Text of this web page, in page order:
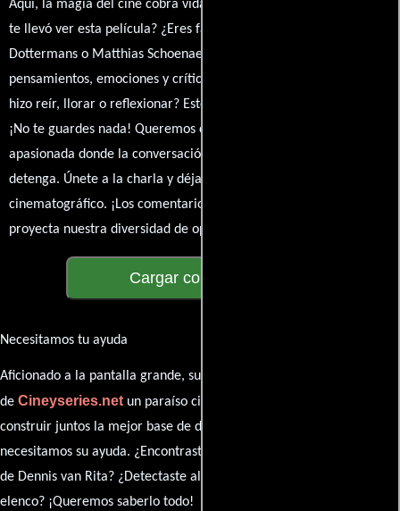
Aquí, la magia del cine cobra vida a través de tus opiniones. ¿Qué
te llevó ver esta película? ¿Eres fan de Hilde Van Mieghem, Els
Dottermans o Matthias Schoenaerts? Comparte tus
pensamientos, emociones y críticas sobre Dennis van Rita. ¿Te
hizo reír, llorar o reflexionar? Este es el lugar para expresarlo.
¡No te guardes nada! Queremos construir una comunidad
apasionada donde la conversación sobre cine y series nunca se
detenga. Únete a la charla y déjanos conocer tu mundo
cinematográfico. ¡Los comentarios son la pantalla donde se
proyecta nuestra diversidad de opiniones!
Cargar comentarios
Necesitamos tu ayuda
Aficionado a la pantalla grande, su participación es clave para hacer
de Cineyseries.netun paraíso cinéfilo completo. Queremos
construir juntos la mejor base de datos cinematográfica, pero
necesitamos su ayuda. ¿Encontraste algún dato faltante en la ficha
de Dennis van Rita? ¿Detectaste algún error en la sinopsis o el
elenco? ¡Queremos saberlo todo!